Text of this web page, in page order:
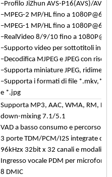
−Profilo JiZhun AVS-P16(AVS)/
−MPEG-2 MP/HL fino a
−MPEG-1 MP/HL fino a
−RealVideo 8/9/10 fino a
−Supporto video per sottotitoli in
−Decodifica MJPEG e JPEG con
−Supporta miniature JPEG,
−Supporta i formati di file
e *.jpg
Supporta MP3, AAC, WMA, RM,
down-mixing 7.1/5.1
VAD a basso consumo e percorso di
3 porte TDM/PCM/I2S integrate
96kHzx 32bit x 32 canali e modalità
Ingresso vocale PDM per microfono
8 DMIC